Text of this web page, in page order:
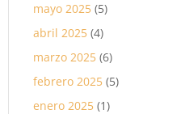
mayo 2025 (5)
abril 2025 (4)
marzo 2025 (6)
febrero 2025 (5)
enero 2025 (1)